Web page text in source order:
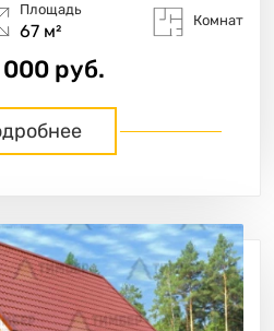
Площадь
67 м²
Комнат
руб.